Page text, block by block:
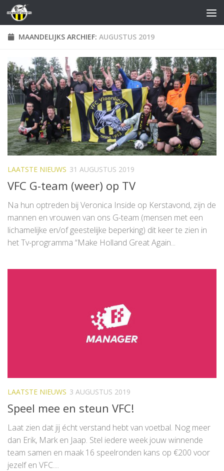
Doorgaan naar inhoud
MAANDELIJKS ARCHIEF: AUGUSTUS 2019
LAATSTE NIEUWS 31 AUGUSTUS 2019
VFC G-team (weer) op TV
Na hun optreden bij Veronica Inside op Kerstavond, zijn de
mannen en vrouwen van ons G-team (mensen met een
lichamelijke en/of geestelijke beperking) dit keer te zien in
het Tv-programma “Make Holland Great Again...
LAATSTE NIEUWS 3 AUGUSTUS 2019
Speel mee en steun VFC!
Laat zien dat jij écht verstand hebt van voetbal. Nog meer
dan Erik, Mark en Jaap. Stel iedere week jouw winnende
team samen en maak 16 speelronden kans op €200 voor
jezelf en VFC....